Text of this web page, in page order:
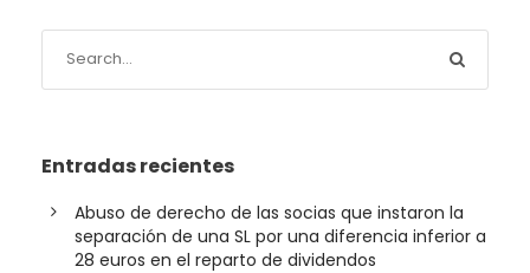
Entradas recientes
Abuso de derecho de las socias que instaron la
separación de una SL por una diferencia inferior a
28 euros en el reparto de dividendos